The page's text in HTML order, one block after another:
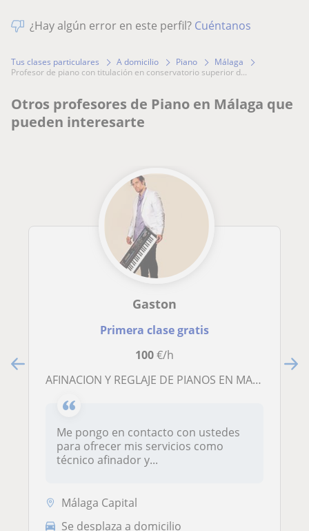
¿Hay algún error en este perfil? Cuéntanos
Tus clases particulares A domicilio Piano
Málaga
profesor de piano con titulación en conservatorio superior d...
Otros profesores de Piano en Málaga que
pueden interesarte
Gaston
Primera clase gratis
100€/h
AFINACION Y REGLAJE DE PIANOS EN MALAGA
Me pongo en contacto con ustedes
para ofrecer mis servicios como
técnico afinador y...
Málaga Capital
Se desplaza a domicilio